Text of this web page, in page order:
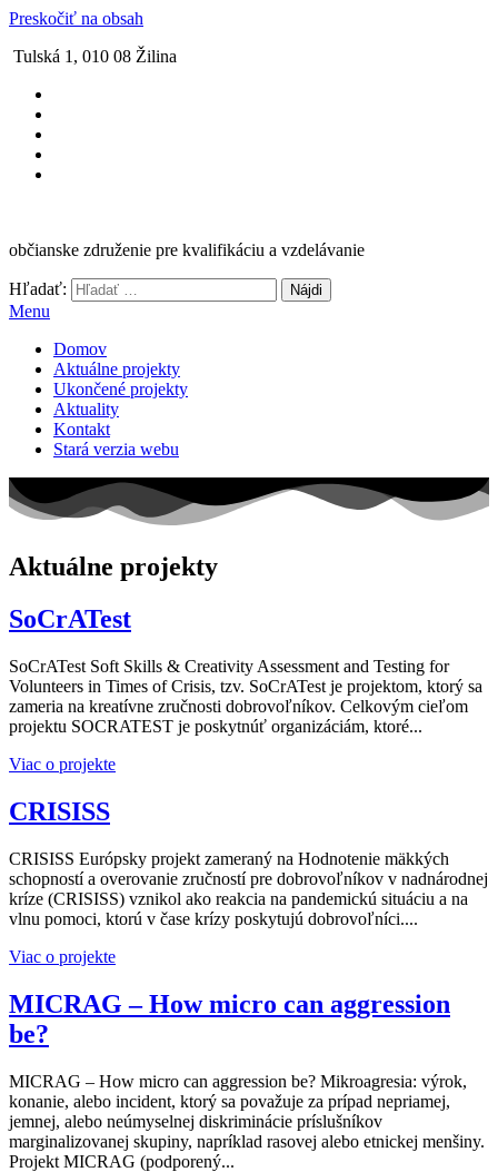
Preskočiť na obsah
Tulská 1, 010 08 Žilina
občianske združenie pre kvalifikáciu a vzdelávanie
Hľadať:
Menu
Domov
Aktuálne projekty
Ukončené projekty
Aktuality
Kontakt
Stará verzia webu
Aktuálne projekty
SoCrATest
SoCrATest Soft Skills & Creativity Assessment and Testing for
Volunteers in Times of Crisis, tzv. SoCrATest je projektom, ktorý sa
zameria na kreatívne zručnosti dobrovoľníkov. Celkovým cieľom
projektu SOCRATEST je poskytnúť organizáciám, ktoré...
Viac o projekte
CRISISS
CRISISS Európsky projekt zameraný na Hodnotenie mäkkých
schopností a overovanie zručností pre dobrovoľníkov v nadnárodnej
kríze (CRISISS) vznikol ako reakcia na pandemickú situáciu a na
vlnu pomoci, ktorú v čase krízy poskytujú dobrovoľníci....
Viac o projekte
MICRAG – How micro can aggression
be?
MICRAG – How micro can aggression be? Mikroagresia: výrok,
konanie, alebo incident, ktorý sa považuje za prípad nepriamej,
jemnej, alebo neúmyselnej diskriminácie príslušníkov
marginalizovanej skupiny, napríklad rasovej alebo etnickej menšiny.
Projekt MICRAG (podporený...